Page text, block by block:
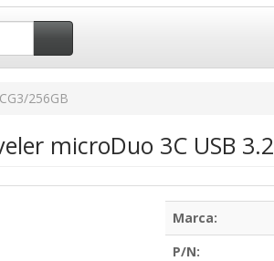
256GB
microDuo 3C USB 3.2
Marca:
P/N: